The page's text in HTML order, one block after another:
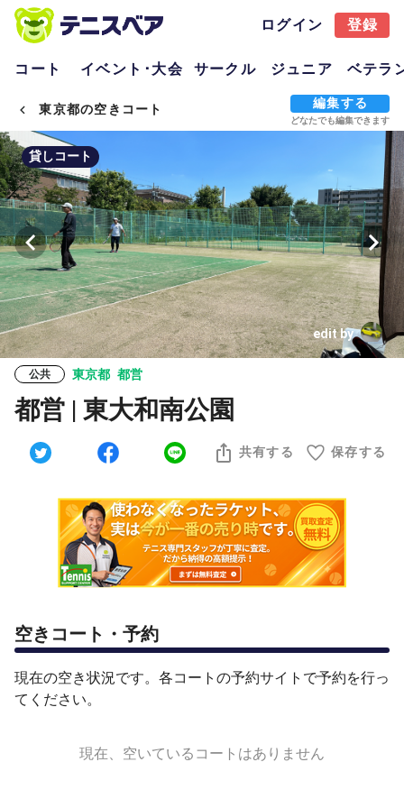
ログイン 登録
コート イベント･大会 サークル ジュニア ベテラ
東京都の空きコート 編集する
どなたでも編集できます
貸しコート
edit by
公共 東京都 都営
都営 | 東大和南公園
共有する 保存する
空きコート・予約
現在の空き状況です。各コートの予約サイトで予約を行っ
てください。
現在、空いているコートはありません